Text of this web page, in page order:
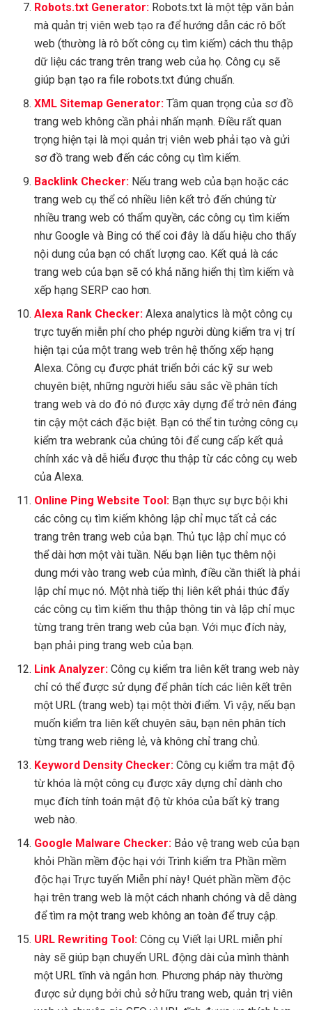
Robots.txt Generator: Robots.txt là một tệp văn bản
mà quản trị viên web tạo ra để hướng dẫn các rô bốt
web (thường là rô bốt công cụ tìm kiếm) cách thu thập
dữ liệu các trang trên trang web của họ. Công cụ sẽ
giúp bạn tạo ra file robots.txt đúng chuẩn.
XML Sitemap Generator: Tầm quan trọng của sơ đồ
trang web không cần phải nhấn mạnh. Điều rất quan
trọng hiện tại là mọi quản trị viên web phải tạo và gửi
sơ đồ trang web đến các công cụ tìm kiếm.
Backlink Checker: Nếu trang web của bạn hoặc các
trang web cụ thể có nhiều liên kết trỏ đến chúng từ
nhiều trang web có thẩm quyền, các công cụ tìm kiếm
như Google và Bing có thể coi đây là dấu hiệu cho thấy
nội dung của bạn có chất lượng cao. Kết quả là các
trang web của bạn sẽ có khả năng hiển thị tìm kiếm và
xếp hạng SERP cao hơn.
Alexa Rank Checker: Alexa analytics là một công cụ
trực tuyến miễn phí cho phép người dùng kiểm tra vị trí
hiện tại của một trang web trên hệ thống xếp hạng
Alexa. Công cụ được phát triển bởi các kỹ sư web
chuyên biệt, những người hiểu sâu sắc về phân tích
trang web và do đó nó được xây dựng để trở nên đáng
tin cậy một cách đặc biệt. Bạn có thể tin tưởng công cụ
kiểm tra webrank của chúng tôi để cung cấp kết quả
chính xác và dễ hiểu được thu thập từ các công cụ web
của Alexa.
Online Ping Website Tool: Bạn thực sự bực bội khi
các công cụ tìm kiếm không lập chỉ mục tất cả các
trang trên trang web của bạn. Thủ tục lập chỉ mục có
thể dài hơn một vài tuần. Nếu bạn liên tục thêm nội
dung mới vào trang web của mình, điều cần thiết là phải
lập chỉ mục nó. Một nhà tiếp thị liên kết phải thúc đẩy
các công cụ tìm kiếm thu thập thông tin và lập chỉ mục
từng trang trên trang web của bạn. Với mục đích này,
bạn phải ping trang web của bạn.
Link Analyzer: Công cụ kiểm tra liên kết trang web này
chỉ có thể được sử dụng để phân tích các liên kết trên
một URL (trang web) tại một thời điểm. Vì vậy, nếu bạn
muốn kiểm tra liên kết chuyên sâu, bạn nên phân tích
từng trang web riêng lẻ, và không chỉ trang chủ.
Keyword Density Checker: Công cụ kiểm tra mật độ
từ khóa là một công cụ được xây dựng chỉ dành cho
mục đích tính toán mật độ từ khóa của bất kỳ trang
web nào.
Google Malware Checker: Bảo vệ trang web của bạn
khỏi Phần mềm độc hại với Trình kiểm tra Phần mềm
độc hại Trực tuyến Miễn phí này! Quét phần mềm độc
hại trên trang web là một cách nhanh chóng và dễ dàng
để tìm ra một trang web không an toàn để truy cập.
URL Rewriting Tool: Công cụ Viết lại URL miễn phí
này sẽ giúp bạn chuyển URL động dài của mình thành
một URL tĩnh và ngắn hơn. Phương pháp này thường
được sử dụng bởi chủ sở hữu trang web, quản trị viên